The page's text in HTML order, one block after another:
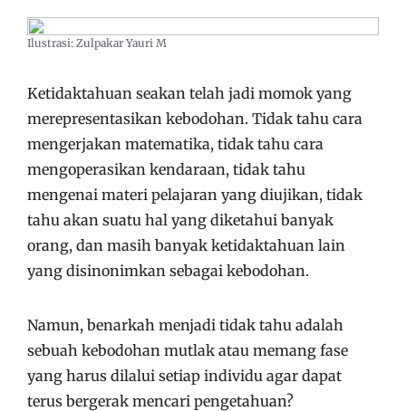
Ilustrasi: Zulpakar Yauri M
Ketidaktahuan seakan telah jadi momok yang
merepresentasikan kebodohan. Tidak tahu cara
mengerjakan matematika, tidak tahu cara
mengoperasikan kendaraan, tidak tahu
mengenai materi pelajaran yang diujikan, tidak
tahu akan suatu hal yang diketahui banyak
orang, dan masih banyak ketidaktahuan lain
yang disinonimkan sebagai kebodohan.
Namun, benarkah menjadi tidak tahu adalah
sebuah kebodohan mutlak atau memang fase
yang harus dilalui setiap individu agar dapat
terus bergerak mencari pengetahuan?